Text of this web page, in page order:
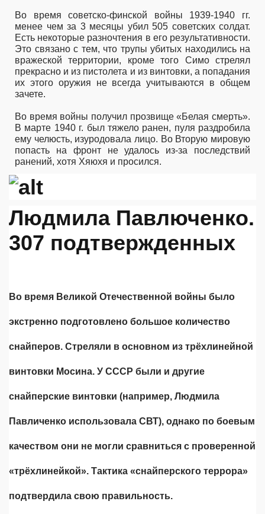
Во время советско-финской войны 1939-1940 гг.
менее чем за 3 месяцы убил 505 советских солдат.
Есть некоторые разночтения в его результативности.
Это связано с тем, что трупы убитых находились на
вражеской территории, кроме того Симо стрелял
прекрасно и из пистолета и из винтовки, а попадания
их этого оружия не всегда учитываются в общем
зачете.
Во время войны получил прозвище «Белая смерть».
В марте 1940 г. был тяжело ранен, пуля раздробила
ему челюсть, изуродовала лицо. Во Вторую мировую
попасть на фронт не удалось из-за последствий
ранений, хотя Хяюхя и просился.
Людмила Павлюченко.
307 подтвержденных
Во время Великой Отечественной войны было
экстренно подготовлено большое количество
снайперов. Стреляли в основном из трёхлинейной
винтовки Мосина. У СССР были и другие
снайперские винтовки (например, Людмила
Павличенко использовала СВТ), однако по боевым
качеством они не могли сравниться с проверенной
«трёхлинейкой». Тактика «снайперского террора»
подтвердила свою правильность.